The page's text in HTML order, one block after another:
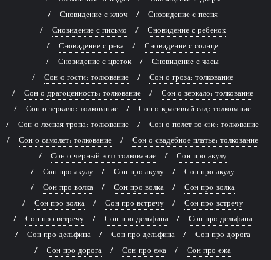
Сновидение с ключ
Сновидение с песня
Сновидение с письмо
Сновидение с ребенок
Сновидение с река
Сновидение с солнце
Сновидение с цветок
Сновидение с часы
Сон о гости: толкование
Сон о гроза: толкование
Сон о драгоценность: толкование
Сон о зеркало: толкование
Сон о зеркало: толкование
Сон о красивый сад: толкование
Сон о лесная тропа: толкование
Сон о полет во сне: толкование
Сон о самолет: толкование
Сон о свадебное платье: толкование
Сон о черный кот: толкование
Сон про акулу
Сон про акулу
Сон про акулу
Сон про акулу
Сон про волка
Сон про волка
Сон про волка
Сон про волка
Сон про встречу
Сон про встречу
Сон про встречу
Сон про дельфина
Сон про дельфина
Сон про дельфина
Сон про дельфина
Сон про дорога
Сон про дорога
Сон про ежа
Сон про ежа